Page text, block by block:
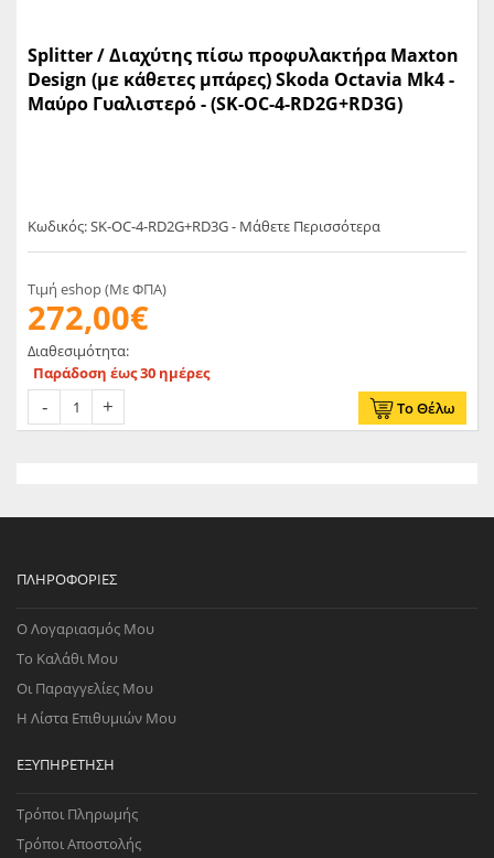
Splitter / Διαχύτης πίσω προφυλακτήρα Maxton
Design (με κάθετες μπάρες) Skoda Octavia Mk4 -
Μαύρο Γυαλιστερό - (SK-OC-4-RD2G+RD3G)
Κωδικός: SK-OC-4-RD2G+RD3G - Μάθετε Περισσότερα
Τιμή eshop (Με ΦΠΑ)
272,00€
Διαθεσιμότητα:
Παράδοση έως 30 ημέρες
Το Θέλω
ΠΛΗΡΟΦΟΡΊΕΣ
Ο Λογαριασμός Μου
Το Καλάθι Μου
Οι Παραγγελίες Μου
Η Λίστα Επιθυμιών Μου
ΕΞΥΠΗΡΈΤΗΣΗ
Τρόποι Πληρωμής
Τρόποι Αποστολής